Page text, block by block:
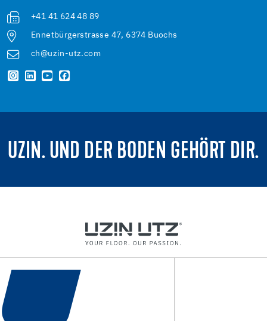
+41 41 624 48 89
Ennetbürgerstrasse 47, 6374 Buochs
ch@uzin-utz.com
UZIN. UND DER BODEN GEHÖRT DIR.